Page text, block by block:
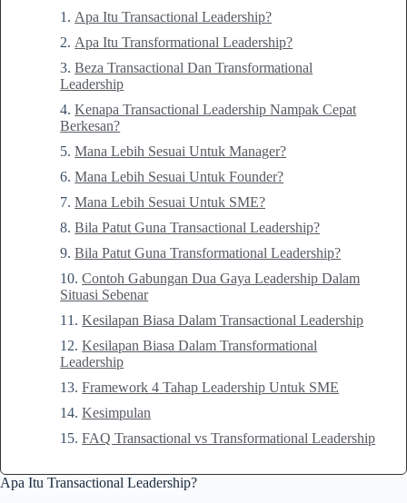
Apa Itu Transactional Leadership?
Apa Itu Transformational Leadership?
Beza Transactional Dan Transformational
Leadership
Kenapa Transactional Leadership Nampak Cepat
Berkesan?
Mana Lebih Sesuai Untuk Manager?
Mana Lebih Sesuai Untuk Founder?
Mana Lebih Sesuai Untuk SME?
Bila Patut Guna Transactional Leadership?
Bila Patut Guna Transformational Leadership?
Contoh Gabungan Dua Gaya Leadership Dalam
Situasi Sebenar
Kesilapan Biasa Dalam Transactional Leadership
Kesilapan Biasa Dalam Transformational
Leadership
Framework 4 Tahap Leadership Untuk SME
Kesimpulan
FAQ Transactional vs Transformational Leadership
Apa Itu Transactional Leadership?